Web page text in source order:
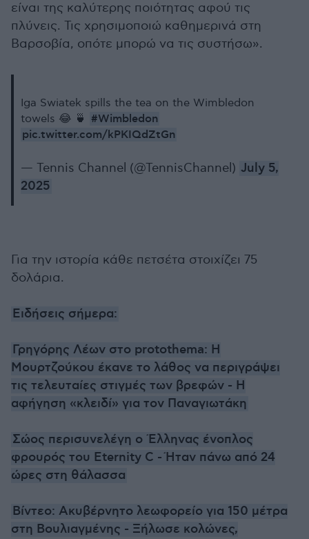
είναι της καλύτερης ποιότητας αφού τις
πλύνεις. Τις χρησιμοποιώ καθημερινά στη
Βαρσοβία, οπότε μπορώ να τις συστήσω».
Iga Swiatek spills the tea on the Wimbledon
towels 😂 🍵
#Wimbledon
pic.twitter.com/kPKIQdZtGn
— Tennis Channel (@TennisChannel) July 5,
2025
Για την ιστορία κάθε πετσέτα στοιχίζει 75
δολάρια.
Ειδήσεις σήμερα:
Γρηγόρης Λέων στο protothema: Η
Μουρτζούκου έκανε το λάθος να περιγράψει
τις τελευταίες στιγμές των βρεφών - Η
αφήγηση «κλειδί» για τον Παναγιωτάκη
Σώος περισυνελέγη ο Έλληνας ένοπλος
φρουρός του Eternity C - Ήταν πάνω από 24
ώρες στη θάλασσα
Βίντεο: Ακυβέρνητο λεωφορείο για 150 μέτρα
στη Βουλιαγμένης - Ξήλωσε κολώνες,